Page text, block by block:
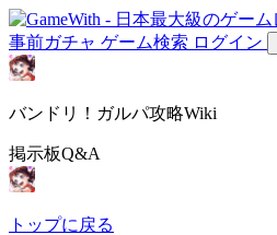
事前ガチャ ゲーム検索 ログイン
バンドリ！ガルパ攻略Wiki
掲示板Q&A
トップに戻る